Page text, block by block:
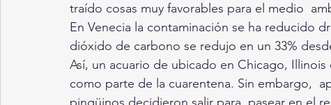
traído cosas muy favorables para el medio
En Venecia la contaminación se ha reducido
dióxido de carbono se redujo en un 33%
Así, un acuario de ubicado en Chicago,
como parte de la cuarentena. Sin embargo,